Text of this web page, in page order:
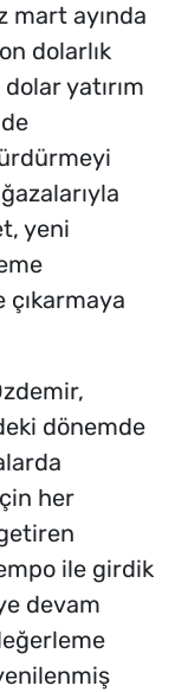
mart ayında
dolarlık
yatırım
yeni
çıkarmaya
dönemde
her
ile girdik
devam